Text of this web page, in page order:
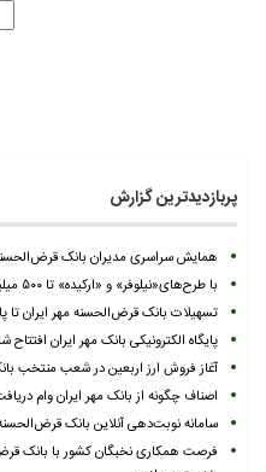
پربازدیدترین گزارش
همایش سراسری مدیران بانک قرض‌الحسنه
با طرح‌های«نیلوفر» و «ارکیده» تا ۵۰۰ میلیون تومان وام بگیرید
تسهیلات بانک قرض‌الحسنه مهر ایران تا پایان سال به
پایگاه الکترونیکی بانک مهر ایران افتتاح
آغاز فروش ارز اربعین در شعب منتخب
اصناف چگونه از بانک مهر ایران وام
سامانه نوبت‌دهی آنلاین بانک
فرصت همکاری نخبگان کشور با بانک